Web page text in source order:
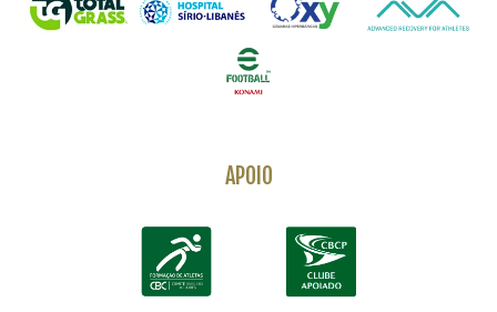
APOIO